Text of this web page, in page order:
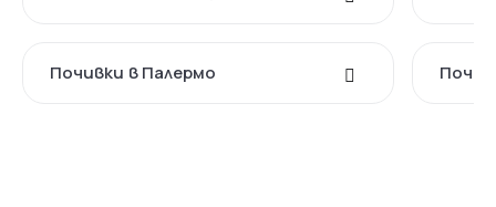
Почивки в Палермо